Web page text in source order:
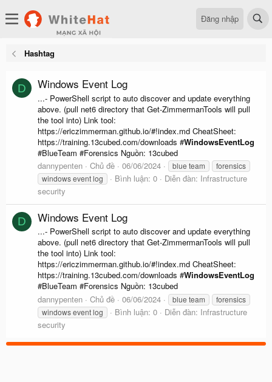
Đăng nhập
Hashtag
D Windows Event Log
...- PowerShell script to auto discover and update everything
above. (pull net6 directory that Get-ZimmermanTools will pull
the tool into) Link tool:
https://ericzimmerman.github.io/#!index.md CheatSheet:
https://training.13cubed.com/downloads #WindowsEventLog
#BlueTeam #Forensics Nguồn: 13cubed
dannypenten
Chủ đề 06/06/2024 blue team
forensics
windows event log
Bình luận: 0 Diễn đàn: Infrastructure
security
D Windows Event Log
...- PowerShell script to auto discover and update everything
above. (pull net6 directory that Get-ZimmermanTools will pull
the tool into) Link tool:
https://ericzimmerman.github.io/#!index.md CheatSheet:
https://training.13cubed.com/downloads #WindowsEventLog
#BlueTeam #Forensics Nguồn: 13cubed
dannypenten
Chủ đề 06/06/2024 blue team
forensics
windows event log
Bình luận: 0 Diễn đàn: Infrastructure
security